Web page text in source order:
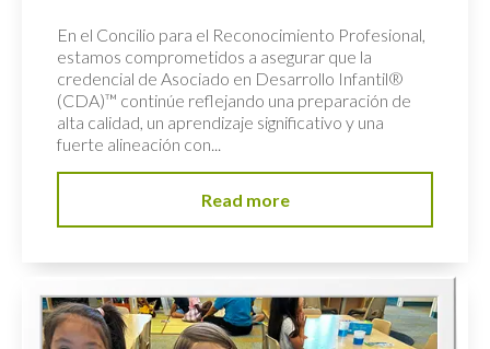
En el Concilio para el Reconocimiento Profesional,
estamos comprometidos a asegurar que la
credencial de Asociado en Desarrollo Infantil®
(CDA)™ continúe reflejando una preparación de
alta calidad, un aprendizaje significativo y una
fuerte alineación con...
Read more